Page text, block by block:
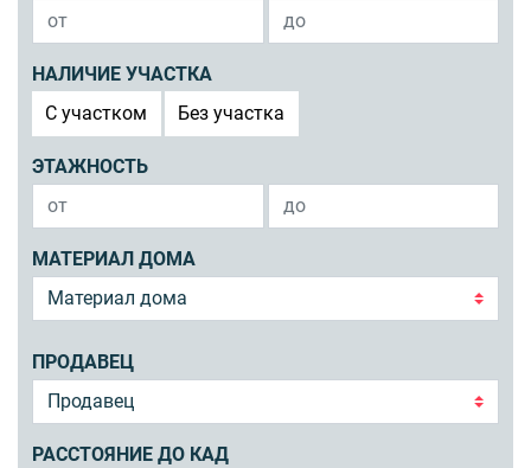
НАЛИЧИЕ УЧАСТКА
C участком
Без участка
ЭТАЖНОСТЬ
МАТЕРИАЛ ДОМА
ПРОДАВЕЦ
РАССТОЯНИЕ ДО КАД